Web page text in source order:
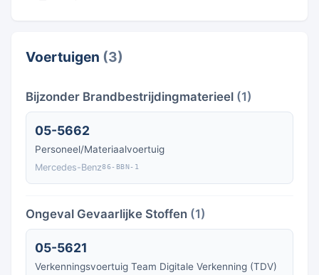
Voertuigen (3)
Bijzonder Brandbestrijdingmaterieel (1)
05-5662
Personeel/Materiaalvoertuig
Mercedes-Benz86-BBN-1
Ongeval Gevaarlijke Stoffen (1)
05-5621
Verkenningsvoertuig Team Digitale Verkenning (TDV)